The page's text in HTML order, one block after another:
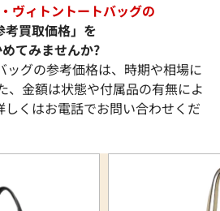
ヴィトントートバッグの
考買取価格」を
てみませんか?
ッグの参考価格は、時期や相場に
、金額は状態や付属品の有無によ
しくはお電話でお問い合わせくだ